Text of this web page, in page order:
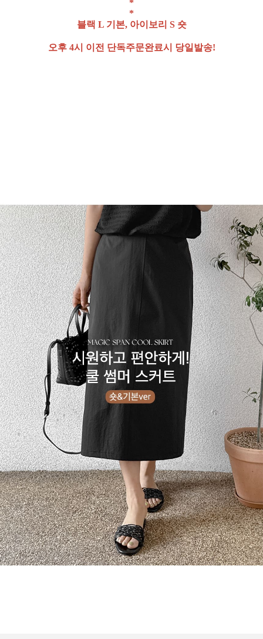
*
*
블랙 L 기본, 아이보리 S 숏
오후 4시 이전 단독주문완료시 당일발송!